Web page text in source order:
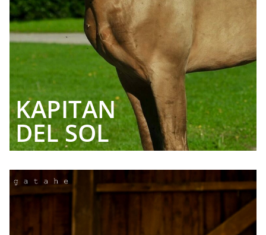
KAPITAN
DEL SOL